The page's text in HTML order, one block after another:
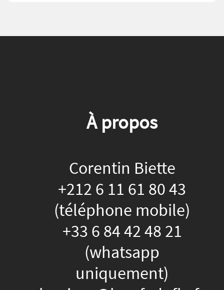
À propos
Corentin Biette
+212 6 11 61 80 43
(téléphone mobile)
+33 6 84 42 48 21
(whatsapp
uniquement)